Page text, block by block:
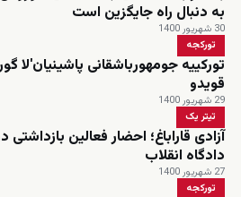
به دنبال راه جایگزین است
30 شهریور 1400
تورکجه
تورکییه جومهورباشقانی
قویدو
29 شهریور 1400
تیتر یک
آزادی قاراباغ؛ احضار فعالین بازداشتی‌
دادگاه انقلاب
27 شهریور 1400
تورکجه